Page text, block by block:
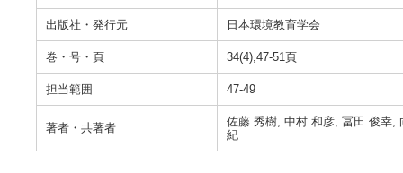
出版社・発行元 日本環境教育学会
巻・号・頁 34(4),47-51頁
担当範囲 47-49
著者・共著者
佐藤 秀樹, 中村 和彦, 冨田 俊幸,
紀